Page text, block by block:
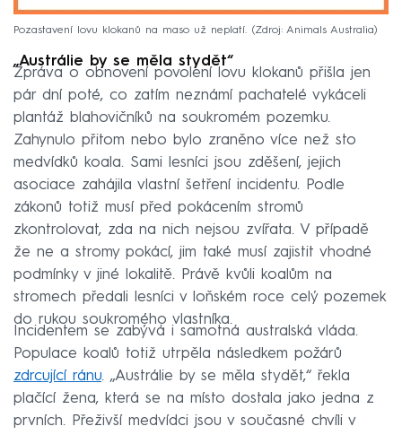
Pozastavení lovu klokanů na maso už neplatí. Zdroj: Animals Australia
„Austrálie by se měla stydět“
Zpráva o obnovení povolení lovu klokanů přišla jen
pár dní poté, co zatím neznámí pachatelé vykáceli
plantáž blahovičníků na soukromém pozemku.
Zahynulo přitom nebo bylo zraněno více než sto
medvídků koala. Sami lesníci jsou zděšení, jejich
asociace zahájila vlastní šetření incidentu. Podle
zákonů totiž musí před pokácením stromů
zkontrolovat, zda na nich nejsou zvířata. V případě
že ne a stromy pokácí, jim také musí zajistit vhodné
podmínky v jiné lokalitě. Právě kvůli koalům na
stromech předali lesníci v loňském roce celý pozemek
do rukou soukromého vlastníka.
Incidentem se zabývá i samotná australská vláda.
Populace koalů totiž utrpěla následkem požárů
zdrcující ránu. „Austrálie by se měla stydět,“ řekla
plačící žena, která se na místo dostala jako jedna z
prvních. Přeživší medvídci jsou v současné chvíli v